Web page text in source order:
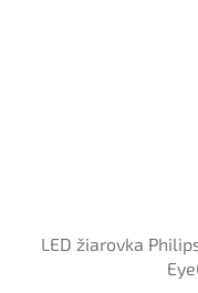
LED žiarovka